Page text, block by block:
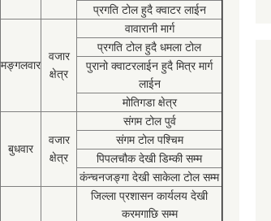
प्रगति टोल हुदै क्वाटर लाईन
मङ्गलवार
वजार
क्षेत्र
वावारानी मार्ग
प्रगति टोल हुदै धमला टोल
पुरानो क्वाटरलाईन हुदै मित्र मार्ग
लाईन
मोतिगडा क्षेत्र
बुधवार
वजार
क्षेत्र
संगम टोल पुर्व
संगम टोल पश्चिम
पिपलचौक देखी डिम्की सम्म
कंन्चनजङ्गा देखी साकेला टोल सम्म
जिल्ला प्रशासन कार्यलय देखी
करमगाछि सम्म